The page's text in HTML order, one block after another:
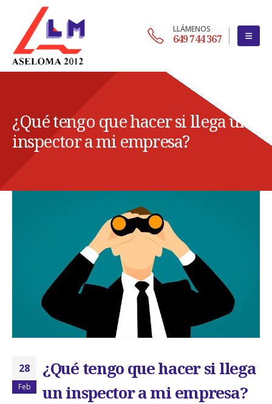
649 744 367
LLÁMENOS
¿Qué tengo que hacer si llega un
inspector a mi empresa?
28
Feb
¿Qué tengo que hacer si llega
un inspector a mi empresa?